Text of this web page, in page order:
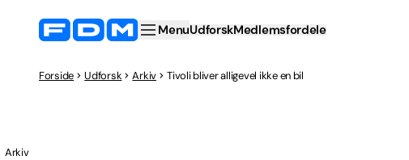
MenuUdforskMedlemsfordele
Forside Udforsk Arkiv Tivoli bliver alligevel ikke en bil
Arkiv